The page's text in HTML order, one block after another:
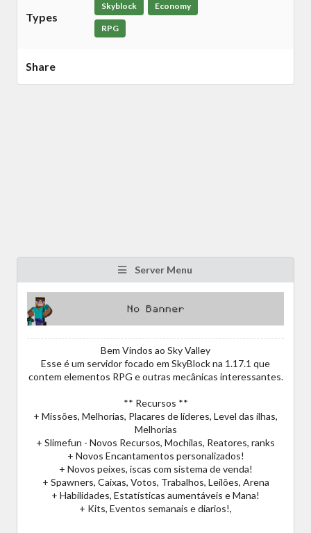
Types
Skyblock Economy
RPG
Share
Server Menu
Bem Vindos ao Sky Valley
Esse é um servidor focado em SkyBlock na 1.17.1 que
contem elementos RPG e outras mecânicas interessantes.
** Recursos **
+ Missões, Melhorias, Placares de líderes, Level das ilhas,
Melhorias
+ Slimefun - Novos Recursos, Mochilas, Reatores, ranks
+ Novos Encantamentos personalizados!
+ Novos peixes, iscas com sistema de venda!
+ Spawners, Caixas, Votos, Trabalhos, Leilões, Arena
+ Habilidades, Estatísticas aumentáveis e Mana!
+ Kits, Eventos semanais e diarios!,